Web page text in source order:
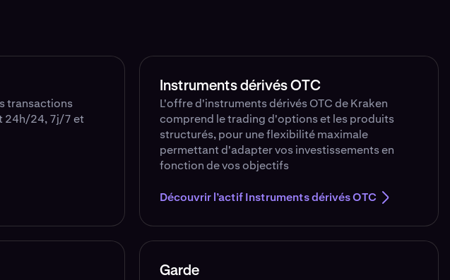
transactions
24h/24, 7j/7 et
Instruments dérivés OTC
L'offre d'instruments dérivés OTC de Kraken
comprend le trading d'options et les produits
structurés, pour une flexibilité maximale
permettant d'adapter vos investissements en
fonction de vos objectifs
Découvrir l’actif Instruments dérivés OTC
Garde